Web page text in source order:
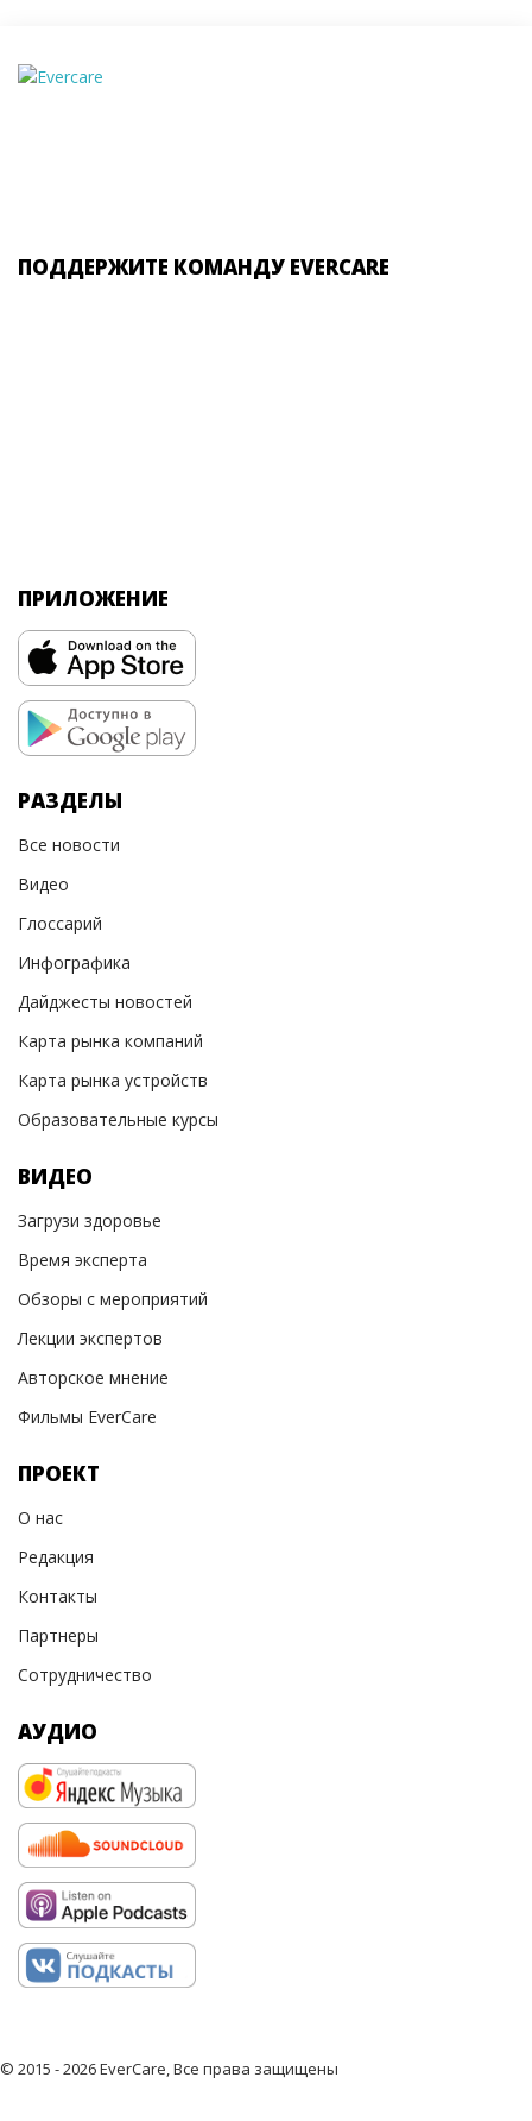
ПОДДЕРЖИТЕ КОМАНДУ EVERCARE
ПРИЛОЖЕНИЕ
РАЗДЕЛЫ
Все новости
Видео
Глоссарий
Инфографика
Дайджесты новостей
Карта рынка компаний
Карта рынка устройств
Образовательные курсы
ВИДЕО
Загрузи здоровье
Время эксперта
Обзоры с мероприятий
Лекции экспертов
Авторское мнение
Фильмы EverCare
ПРОЕКТ
О нас
Редакция
Контакты
Партнеры
Сотрудничество
АУДИО
© 2015 - 2026 EverCare, Все права защищены